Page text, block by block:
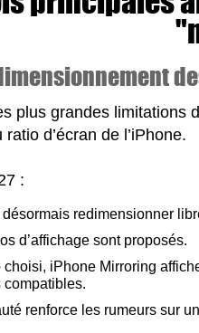
plus grandes limitations
d’écran de l’iPhone.
:
redimensionner
d’affichage sont proposés.
choisi, iPhone Mirroring
renforce les rumeurs sur